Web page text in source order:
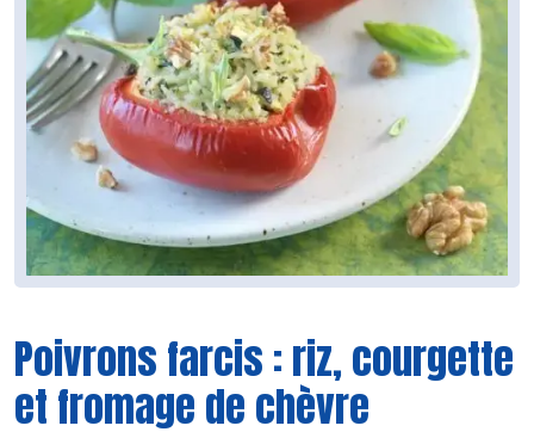
Poivrons farcis : riz, courgette
et fromage de chèvre